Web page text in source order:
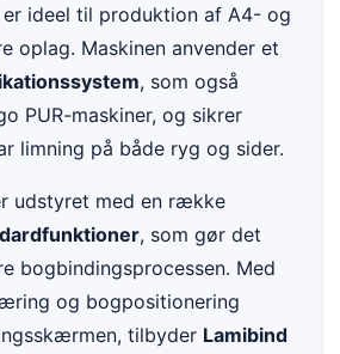
er ideel til produktion af A4- og
oplag. Maskinen anvender et
, som også
PUR-maskiner, og sikrer
limning på både ryg og sider.
udstyret med en række
, som gør det
bogbindingsprocessen. Med
og bogpositionering
tilbyder Lamibind